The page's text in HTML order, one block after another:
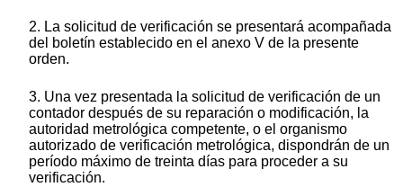
2. La solicitud de verificación se presentará acompañada
del boletín establecido en el anexo V de la presente
orden.
3. Una vez presentada la solicitud de verificación de un
contador después de su reparación o modificación, la
autoridad metrológica competente, o el organismo
autorizado de verificación metrológica, dispondrán de un
período máximo de treinta días para proceder a su
verificación.